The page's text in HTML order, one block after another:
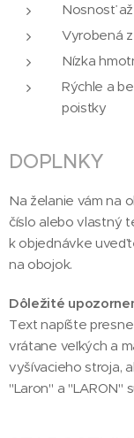
Nosnosť až
Vyrobená
Nízka
Rýchle a
poistky
DOPLNKY
Na želanie vám na
číslo alebo vlastný
k objednávke
na obojok.
Dôležité
Text napíšte
vrátane veľkých a
vyšívacieho stroja,
"Laron" a "LARON"